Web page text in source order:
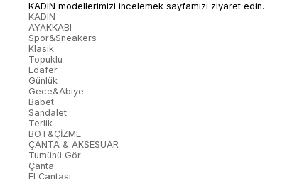
KADIN modellerimizi incelemek sayfamızı ziyaret edin.
KADIN
AYAKKABI
Spor&Sneakers
Klasik
Topuklu
Loafer
Günlük
Gece&Abiye
Babet
Sandalet
Terlik
BOT&ÇİZME
ÇANTA & AKSESUAR
Tümünü Gör
Çanta
El Çantası